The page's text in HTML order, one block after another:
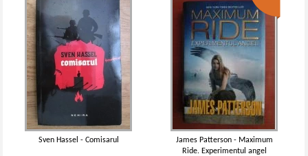
Sven Hassel - Comisarul
James Patterson - Maximum
Ride. Experimentul angel